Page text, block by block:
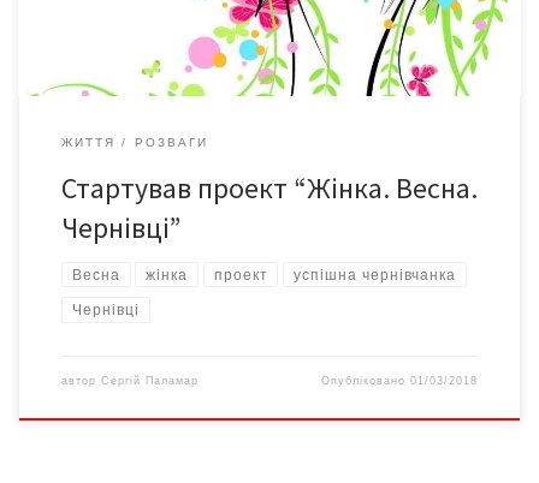
під час якого кожна жінка […]
ЖИТТЯ РОЗВАГИ
Стартував проект “Жінка. Весна.
Чернівці”
Весна жінка проект успішна чернівчанка
Чернівці
автор Сергій Паламар Опубліковано01/03/2018